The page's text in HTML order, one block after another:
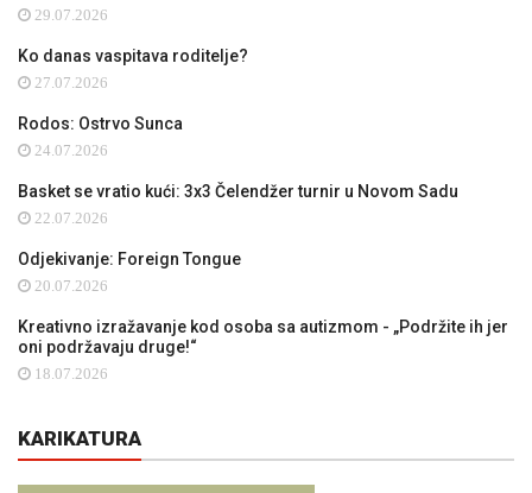
29.07.2026
Ko danas vaspitava roditelje?
27.07.2026
Rodos: Ostrvo Sunca
24.07.2026
Basket se vratio kući: 3x3 Čelendžer turnir u Novom Sadu
22.07.2026
Odjekivanje: Foreign Tongue
20.07.2026
Kreativno izražavanje kod osoba sa autizmom - „Podržite ih jer
oni podržavaju druge!“
18.07.2026
KARIKATURA